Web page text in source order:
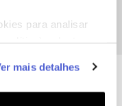
para analisar
e
seus interesses
mais detalhes